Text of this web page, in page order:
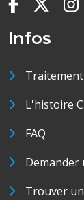
Infos
L'histoire
FAQ
Demander
Trouver